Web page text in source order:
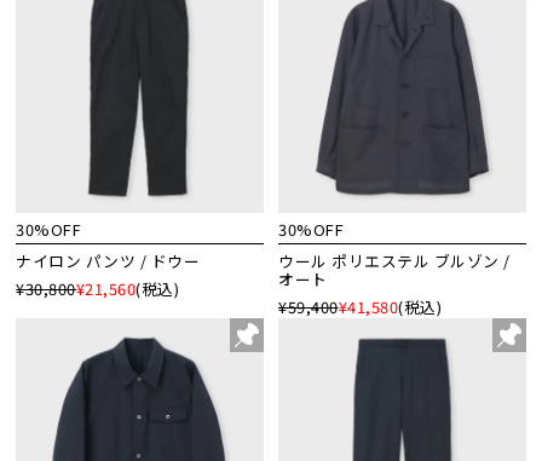
30%OFF
ナイロン パンツ / ドウー
¥30,800¥21,560(税込)
30%OFF
ウール ポリエステル ブルゾン /
オート
¥59,400¥41,580(税込)